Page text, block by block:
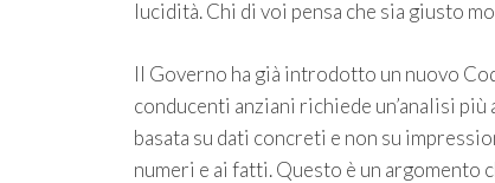
lucidità. Chi di voi pensa che sia giusto
Il Governo ha già introdotto un nuovo
conducenti anziani richiede un’analisi
basata su dati concreti e non su
numeri e ai fatti. Questo è un argomento